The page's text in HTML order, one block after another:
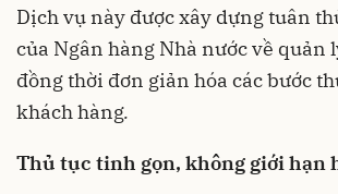
Dịch vụ này được xây dựng tuân
của Ngân hàng Nhà nước về quản
đồng thời đơn giản hóa các bước
khách hàng.
Thủ tục tinh gọn, không giới hạn